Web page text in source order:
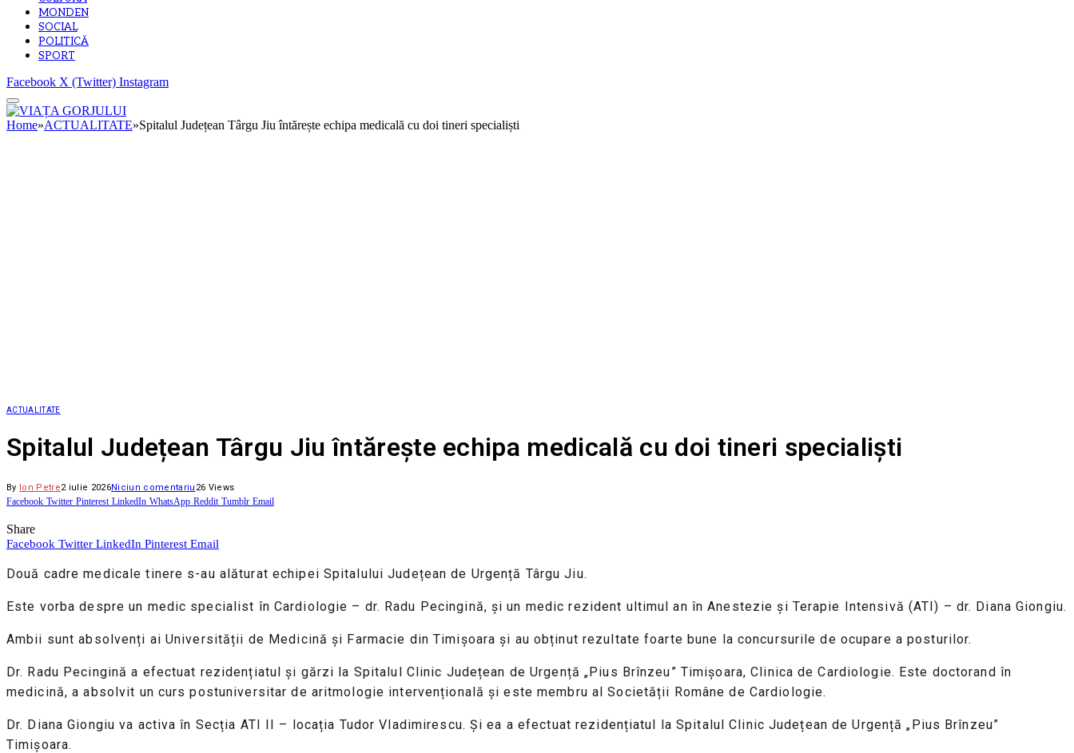
MONDEN
SOCIAL
POLITICĂ
SPORT
Facebook X (Twitter) Instagram
Home»ACTUALITATE»Spitalul Județean Târgu Jiu întărește echipa medicală cu doi tineri specialiști
ACTUALITATE
Spitalul Județean Târgu Jiu întărește echipa medicală cu doi tineri specialiști
By Ion Petre2 iulie 2026Niciun comentariu 26 Views
Facebook Twitter Pinterest LinkedIn WhatsApp Reddit Tumblr Email
Share
Facebook Twitter LinkedIn Pinterest Email
Două cadre medicale tinere s-au alăturat echipei Spitalului Județean de Urgență Târgu Jiu.
Este vorba despre un medic specialist în Cardiologie – dr. Radu Pecingină, și un medic rezident ultimul an în Anestezie și Terapie Intensivă (ATI) – dr. Diana Giongiu.
Ambii sunt absolvenți ai Universității de Medicină și Farmacie din Timișoara și au obținut rezultate foarte bune la concursurile de ocupare a posturilor.
Dr. Radu Pecingină a efectuat rezidențiatul și gărzi la Spitalul Clinic Județean de Urgență „Pius Brînzeu” Timișoara, Clinica de Cardiologie. Este doctorand în
medicină, a absolvit un curs postuniversitar de aritmologie intervențională și este membru al Societății Române de Cardiologie.
Dr. Diana Giongiu va activa în Secția ATI II – locația Tudor Vladimirescu. Și ea a efectuat rezidențiatul la Spitalul Clinic Județean de Urgență „Pius Brînzeu”
Timișoara.